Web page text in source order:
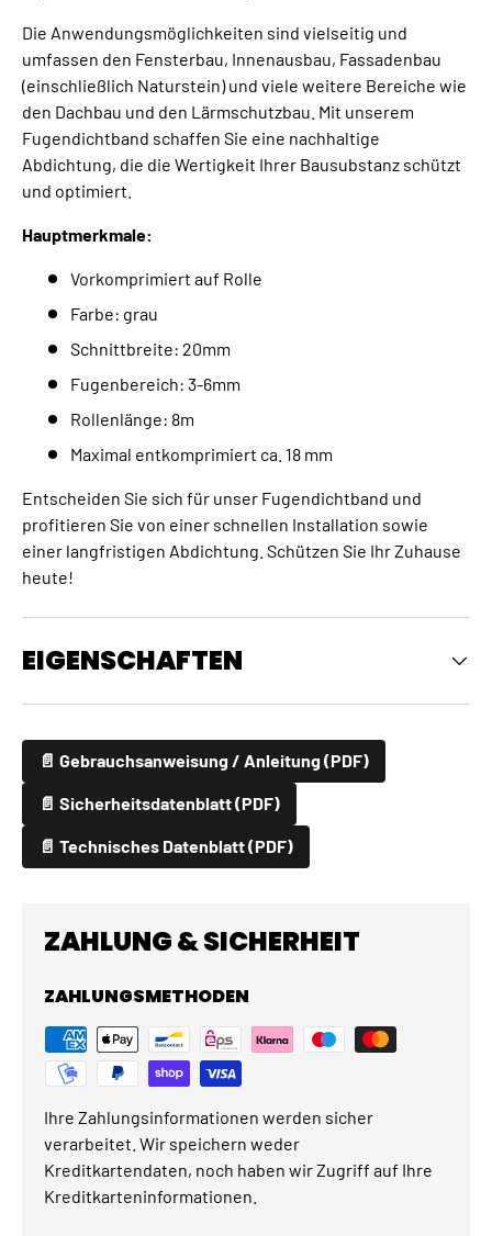
Die Anwendungsmöglichkeiten sind vielseitig und
umfassen den Fensterbau, Innenausbau, Fassadenbau
(einschließlich Naturstein) und viele weitere Bereiche wie
den Dachbau und den Lärmschutzbau. Mit unserem
Fugendichtband schaffen Sie eine nachhaltige
Abdichtung, die die Wertigkeit Ihrer Bausubstanz schützt
und optimiert.
Hauptmerkmale:
Vorkomprimiert auf Rolle
Farbe: grau
Schnittbreite: 20mm
Fugenbereich: 3-6mm
Rollenlänge: 8m
Maximal entkomprimiert ca. 18 mm
Entscheiden Sie sich für unser Fugendichtband und
profitieren Sie von einer schnellen Installation sowie
einer langfristigen Abdichtung. Schützen Sie Ihr Zuhause
heute!
EIGENSCHAFTEN
📄 Gebrauchsanweisung / Anleitung (PDF)
📄 Sicherheitsdatenblatt (PDF)
📄 Technisches Datenblatt (PDF)
ZAHLUNG & SICHERHEIT
ZAHLUNGSMETHODEN
Ihre Zahlungsinformationen werden sicher
verarbeitet. Wir speichern weder
Kreditkartendaten, noch haben wir Zugriff auf Ihre
Kreditkarteninformationen.